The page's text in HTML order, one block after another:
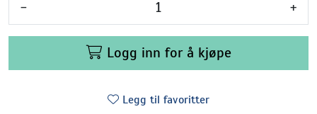
- +
Logg inn for å kjøpe
Legg til favoritter